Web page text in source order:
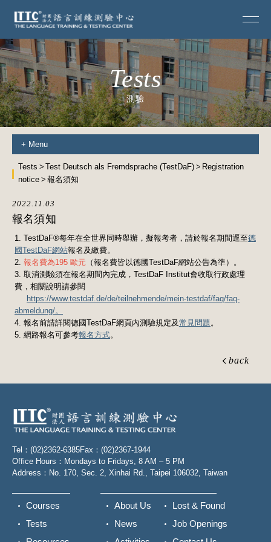
Tests
測驗
+ Menu
Tests Test Deutsch als Fremdsprache (TestDaF)
Registration
notice
報名須知
2022.11.03
報名須知
1. TestDaF®每年在全世界同時舉辦，擬報考者，請於報名期間逕至德
國TestDaF網站報名及繳費。
2. 報名費為195 歐元 （報名費皆以德國TestDaF網站公告為準）。
3. 取消測驗須在報名期間內完成，TestDaF Institut會收取行政處理
費，相關說明請參閱
https://www.testdaf.de/de/teilnehmende/mein-testdaf/faq/faq-
abmeldung/。
4. 報名前請詳閱德國TestDaF網頁內測驗規定及常見問題。
5. 網路報名可參考報名方式。
back
Tel：(02)2362-6385Fax：(02)2367-1944
Office Hours：Mondays to Fridays, 8 AM – 5 PM
Address：No. 170, Sec. 2, Xinhai Rd., Taipei 106032, Taiwan
Courses
Tests
About Us
News
Lost & Found
Job Openings